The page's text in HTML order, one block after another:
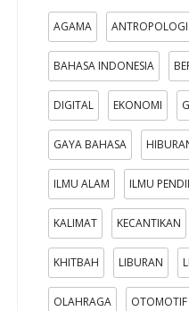
AGAMA ANTROPOLOGI
BAHASA INDONESIA
DIGITAL EKONOMI
GAYA BAHASA
ILMU ALAM ILMU
KALIMAT KECANTIKAN
KHITBAH LIBURAN
OLAHRAGA OTOMOTIF